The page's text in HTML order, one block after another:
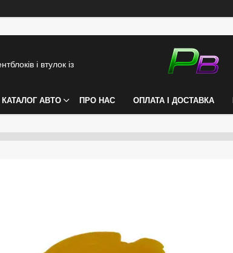
і втулок із
КАТАЛОГ АВТО ПРО НАС ОПЛАТА І ДОСТАВКА